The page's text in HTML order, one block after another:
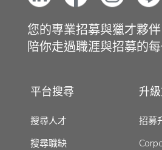
您的專業招募與獵才夥伴
陪你走過職涯與招募的
平台搜尋
搜尋人才
搜尋職缺
升
招募